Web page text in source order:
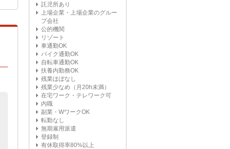
託児所あり
上場企業・上場企業のグルー
プ会社
公的機関
リゾート
車通勤OK
バイク通勤OK
自転車通勤OK
扶養内勤務OK
残業ほぼなし
残業少なめ（月20h未満）
在宅ワーク・テレワーク可
内職
副業・WワークOK
転勤なし
無期雇用派遣
登録制
有休取得率80%以上